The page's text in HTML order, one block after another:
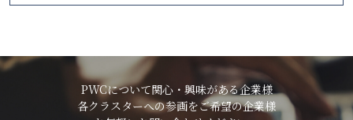
PWCについて関心・興味がある企業様
各クラスターへの参画をご希望の企業様